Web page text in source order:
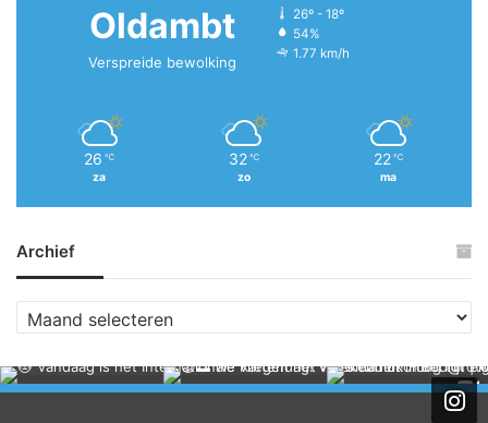
Oldambt
Verspreide bewolking
26º - 18º
54%
1.77 km/h
26 ℃
za
32 ℃
zo
22 ℃
ma
Archief
r
h